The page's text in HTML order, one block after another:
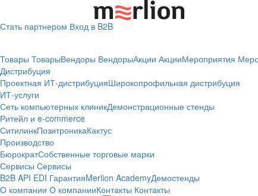
Стать партнером Вход в B2B
Товары ТоварыВендоры ВендорыАкции АкцииМероприятия
Дистрибуция
Проектная ИТ-дистрибуцияШирокопрофильная дистрибуция
ИТ-услуги
Сеть компьютерных клиникДемонстрационные стенды
Ритейл и e-commerce
СитилинкПозитроникаКактус
Производство
БюрократСобственные торговые марки
Сервисы Сервисы
B2B API EDI ГарантияMerlion AcademyДемостенды
О компании О компанииКонтакты Контакты